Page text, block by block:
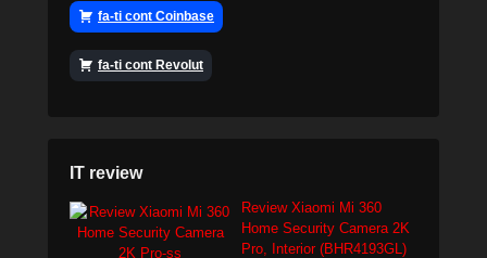
fa-ti cont Coinbase
fa-ti cont Revolut
IT review
Review Xiaomi Mi 360
Home Security Camera 2K
Pro, Interior (BHR4193GL)